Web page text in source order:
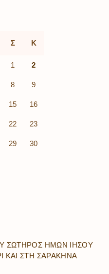
Σ Κ
1 2
8 9
15 16
22 23
29 30
ΣΩΤΗΡΟΣ ΗΜΩΝ ΙΗΣΟΥ
ΚΑΙ ΣΤΗ ΣΑΡΑΚΗΝΑ